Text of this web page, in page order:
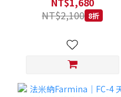
糧 4.1公斤 成貓 無穀貓飼
料
NT$2,100 8折